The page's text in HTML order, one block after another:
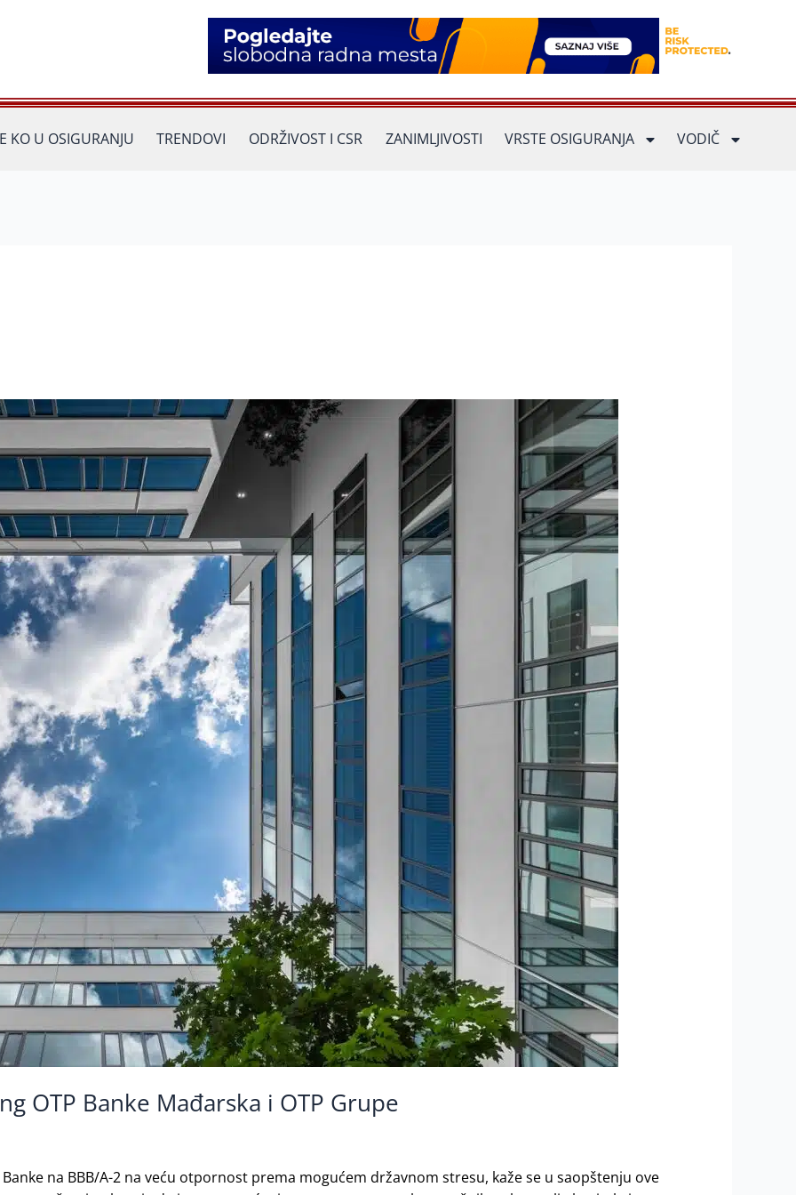
KO U OSIGURANJU TRENDOVI ODRŽIVOST I CSR ZANIMLJIVOSTI VRSTE OSIGURANJA VODIČ
OTP Banke Mađarska i OTP Grupe
na BBB/A-2 na veću otpornost prema mogućem državnom stresu, kaže se u saopštenju ove